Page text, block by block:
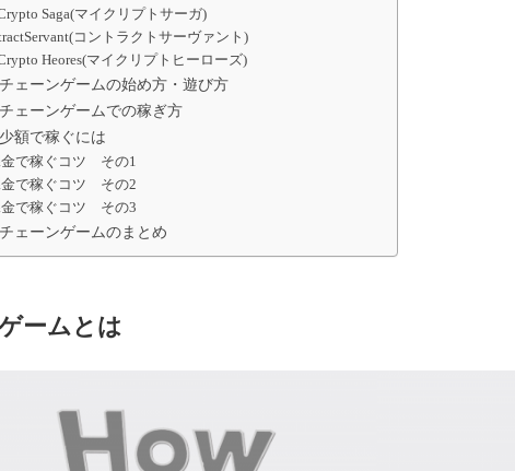
Saga(マイクリプトサーガ)
コントラクトサーヴァント)
Heores(マイクリプトヒーローズ)
ェーンゲームの始め方・遊び方
ェーンゲームでの稼ぎ方
額で稼ぐには
で稼ぐコツ その1
で稼ぐコツ その2
で稼ぐコツ その3
ェーンゲームのまとめ
ームとは